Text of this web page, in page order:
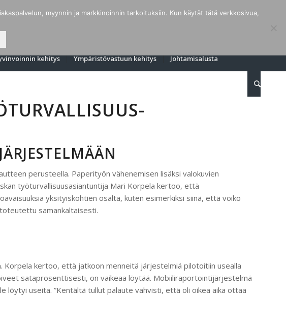
kehitys Ympäristövastuun kehitys Johtamisalusta
perusteella. Paperityön vähenemisen lisäksi valokuvien
työturvallisuusasiantuntija Mari Korpela kertoo, että
yksityiskohtien osalta, kuten esimerkiksi siinä, että voiko
samankaltaisesti.
kertoo, että jatkoon menneitä järjestelmiä pilotoitiin usealla
sataprosenttisesti, on vaikeaa löytää. Mobiiliraportointijärjestelmä
löytyi useita. ”Kentältä tullut palaute vahvisti, että oli oikea aika ottaa
myynnin ja markkinoinnin tarkoituksiin. Kun käytät tätä verkkosivua,